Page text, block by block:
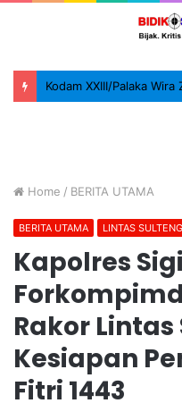
Home / BERITA UTAMA
BERITA UTAMA LINTAS SULTENG
Kapolres
Rakor
Kesiapan
Fitri 1443